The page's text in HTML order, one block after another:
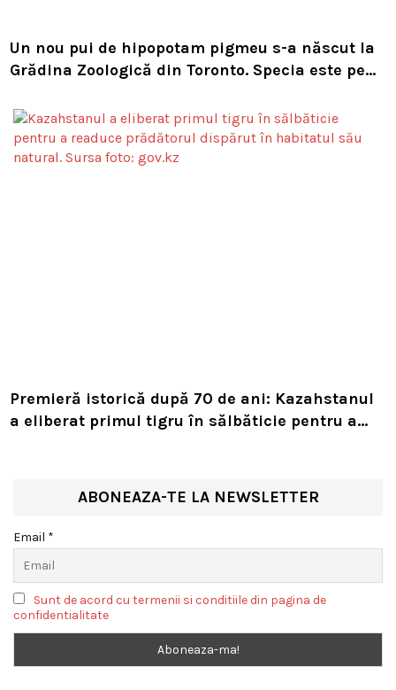
Un nou pui de hipopotam pigmeu s-a născut la
Grădina Zoologică din Toronto. Specia este pe
Premieră istorică după 70 de ani: Kazahstanul
a eliberat primul tigru în sălbăticie pentru a
ABONEAZA-TE LA NEWSLETTER
Email *
Sunt de acord cu termenii si conditiile din pagina de
confidentialitate